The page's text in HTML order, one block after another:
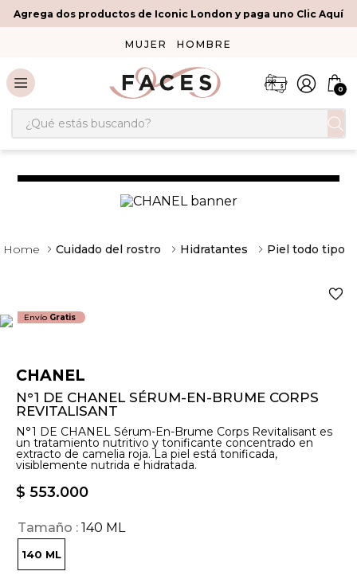
Agrega dos productos de Iconic London y paga uno Clic Aquí
MUJER HOMBRE
0
¿Qué estás buscando?
Cuidado del rostro Hidratantes Piel todo tipo
Envío Gratis
CHANEL
N°1 DE CHANEL SÉRUM-EN-BRUME CORPS
REVITALISANT
N°1 DE CHANEL Sérum-En-Brume Corps Revitalisant es
un tratamiento nutritivo y tonificante concentrado en
extracto de camelia roja. La piel está tonificada,
visiblemente nutrida e hidratada.
$ 553.000
Tamaño 140 ML
140 ML